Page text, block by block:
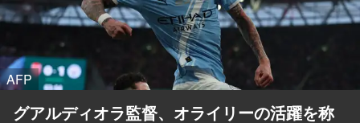
AFP
グアルディオラ監督、オライリーの活躍を称